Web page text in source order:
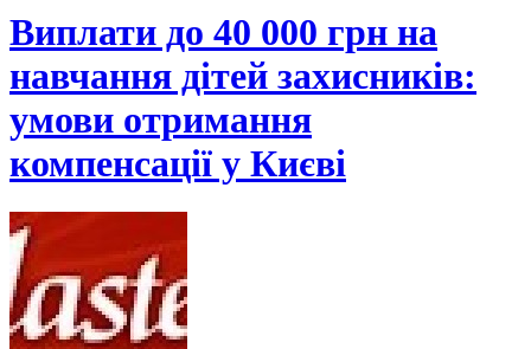
Виплати до 40 000 грн на
навчання дітей захисників:
умови отримання
компенсації у Києві